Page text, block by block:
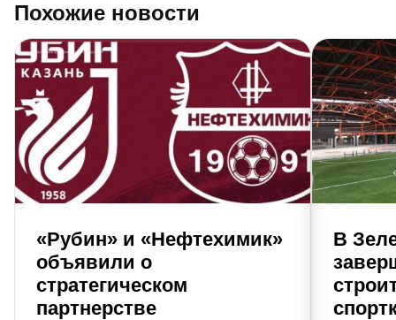
Похожие новости
«Рубин» и «Нефтехимик»
объявили о
стратегическом
партнерстве
В